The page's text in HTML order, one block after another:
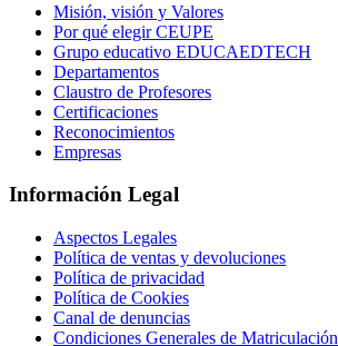
Misión, visión y Valores
Por qué elegir CEUPE
Grupo educativo EDUCAEDTECH
Departamentos
Claustro de Profesores
Certificaciones
Reconocimientos
Empresas
Información Legal
Aspectos Legales
Política de ventas y devoluciones
Política de privacidad
Política de Cookies
Canal de denuncias
Condiciones Generales de Matriculación